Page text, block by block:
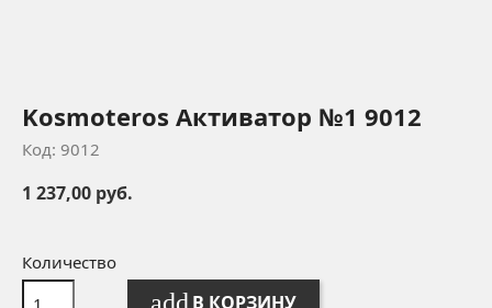
Kosmoteros Активатор №1 9012
Код: 9012
1 237,00 руб.
Количество
В КОРЗИНУ